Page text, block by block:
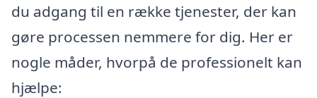
du adgang til en række tjenester, der kan
gøre processen nemmere for dig. Her er
nogle måder, hvorpå de professionelt kan
hjælpe: